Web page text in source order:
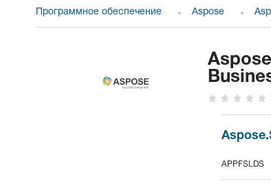
Программное обеспечение Aspose
APPFSLDS